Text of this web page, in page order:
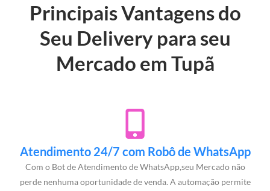
Principais Vantagens do
Seu Delivery para seu
Mercado em Tupã
Atendimento 24/7 com Robô de WhatsApp
Com o Bot de Atendimento de WhatsApp,seu Mercado não
perde nenhuma oportunidade de venda. A automação permite